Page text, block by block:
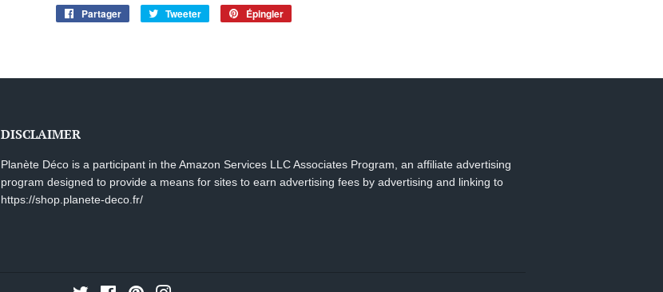
Partager
PartagerTweeter
Tweeter
Épingler
DISCLAIMER
Planète Déco is a participant in the Amazon Services LLC Associates Program, an affiliate advertising
program designed to provide a means for sites to earn advertising fees by advertising and linking to
https://shop.planete-deco.fr/